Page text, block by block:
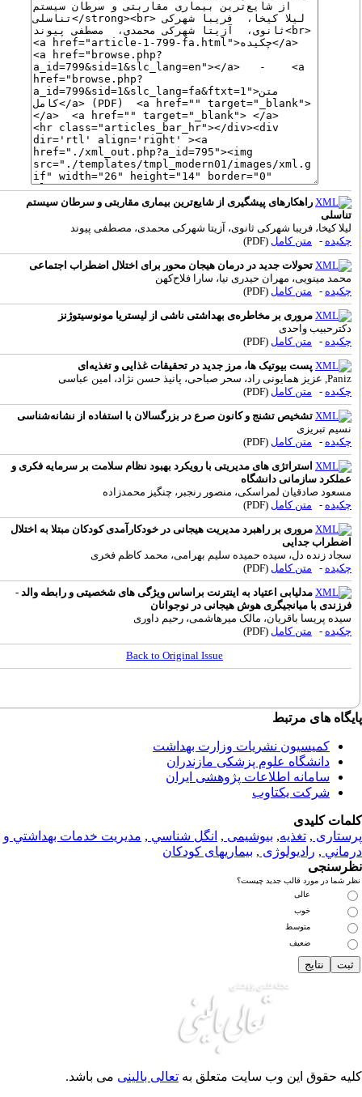
راهکارهای پیشگیری از شایع‌ترین بیماری مقاربتی و سرطان سیستم
تناسلی
لیلا کیخا، فریبا شهرکی ثانوی، آزیتا شهرکی محمدی، مصطفی پیوند
چکیده - متن کامل(PDF)
تحولات جدید در درمان هیجان محور برای اختلال اضطراب اجتماعی
محمد مینویی، مهران حیدری نیا، سارا فلاح‌کهن
چکیده - متن کامل(PDF)
مروری بر مخاطره‌ی بهداشتی ناشی از لیستریا مونوسیتوژنز
دکترحبیب واحدی
چکیده - متن کامل(PDF)
پست بیوتیک ها، مرز جدید در تحقیقات غذایی و تغذیه‌ای
Paniz, عزیز همایونی راد، سحر صباحی، پانیذ حسن نژاد، امین عباسی
چکیده - متن کامل(PDF)
تشخیص تشنج و کانون صرع در بزرگسالان با استفاده از نشانه‌شناسی
نسیم تبریزی
چکیده - متن کامل(PDF)
استراتژی های مدیریتی با رویکرد بهبود نظام سلامت بر سرمایه فکری و
عملکرد سازمانی دانشگاه
مسعود صادقیان لمراسکی، منصور رنجبر، چنگیز محمدزاده
چکیده - متن کامل(PDF)
مروری بر راهبرد مدیریت هیجانی در خودکارآمدی کودکان مبتلا به اختلال
اضطراب جدایی
سجاد زنده دل، سیده حمیده سلیم بهرامی، محمد کاظم فخری
چکیده - متن کامل(PDF)
مدل‎یابی اعتیاد به اینترنت براساس ویژگی های شخصیتی و رابطه والد -
فرزندی با میانجی‎گری هوش ‎هیجانی در نوجوانان
سیده پریسا باقریان، مالک میرهاشمی، رحیم داوری
چکیده - متن کامل(PDF)
Back to Original Issue
های مرتبط
کمیسیون نشریات وزارت بهداشت
دانشگاه علوم پزشکی مازندران
سامانه اطلاعات پژوهشی ایران
شرکت یکتاوب
کلیدی
,تغذيه,بیوشیمی,انگل شناسي,مديريت خدمات بهداشتي و
,رادیولوژی,بیماریهای کودکان
شما در مورد قالب جدید چیست؟
عالی
خوب
متوسط
ضعیف
حقوق این وب سایت متعلق بهتعالی بالینیمی باشد.